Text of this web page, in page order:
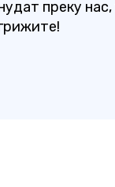
преку